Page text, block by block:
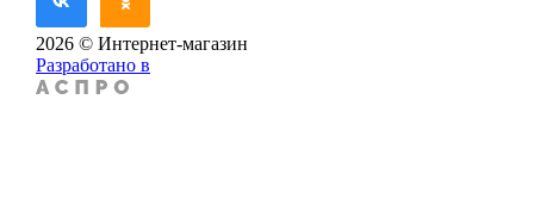
2026 © Интернет-магазин
Разработано в